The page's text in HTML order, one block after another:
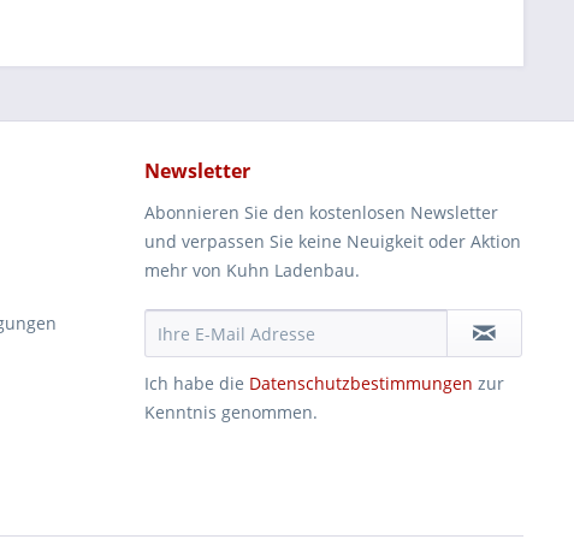
Newsletter
Abonnieren Sie den kostenlosen Newsletter
und verpassen Sie keine Neuigkeit oder Aktion
mehr von Kuhn Ladenbau.
Ich habe die Datenschutzbestimmungen zur
Kenntnis genommen.